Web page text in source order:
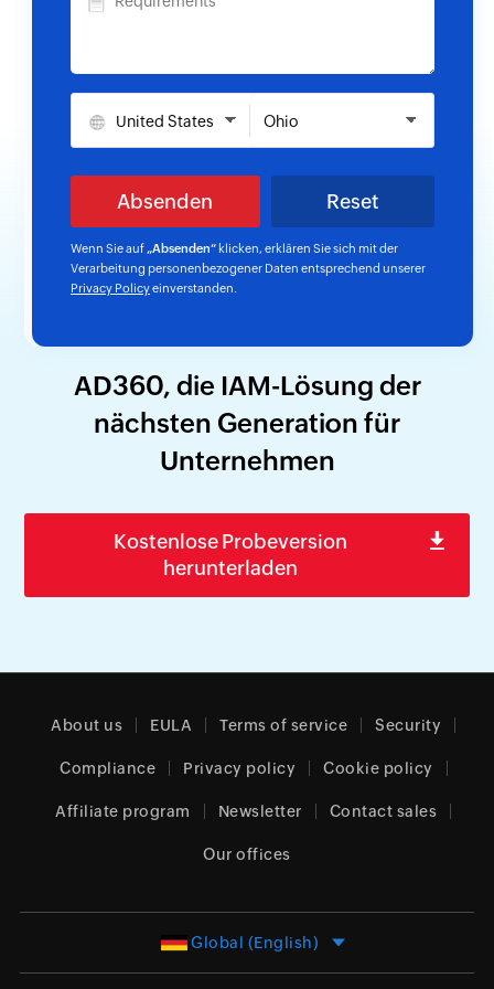
Wenn Sie auf „Absenden“
klicken, erklären Sie sich mit der
Verarbeitung personenbezogener Daten entsprechend unserer
AD360, die IAM-Lösung der
nächsten Generation für
Kostenlose Probeversion
herunterladen
Global (English)